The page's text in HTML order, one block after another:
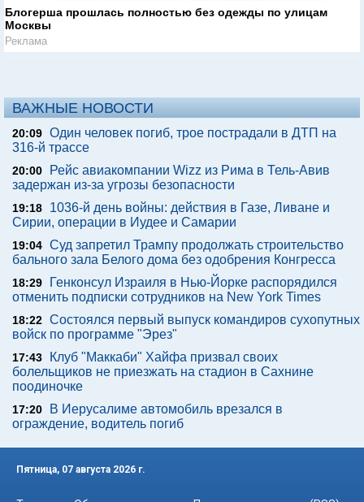
Блогерша прошлась полностью без одежды по улицам
Москвы
Реклама
ВАЖНЫЕ НОВОСТИ
20:09 Один человек погиб, трое пострадали в ДТП на
316-й трассе
20:00
Рейс авиакомпании Wizz из Рима в Тель-Авив
задержан из-за угрозы безопасности
19:18
1036-й день войны: действия в Газе, Ливане и
Сирии, операции в Иудее и Самарии
19:04 Суд запретил Трампу продолжать строительство
бального зала Белого дома без одобрения Конгресса
18:29
Генконсул Израиля в Нью-Йорке распорядился
отменить подписки сотрудников на New York Times
18:22 Состоялся первый выпуск командиров сухопутных
войск по программе "Эрез"
17:43
Клуб "Маккаби" Хайфа призвал своих
болельщиков не приезжать на стадион в Сахнине
поодиночке
17:20
В Иерусалиме автомобиль врезался в
ограждение, водитель погиб
Пятница, 07 августа 2026 г.